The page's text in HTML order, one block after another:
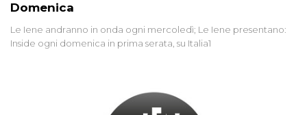
Domenica
Le Iene andranno in onda ogni mercoledì; Le Iene presentano:
Inside ogni domenica in prima serata, su Italia1